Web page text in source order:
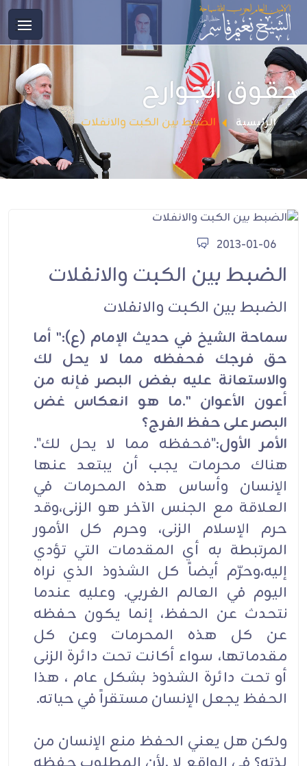
حقوق الجوارح
الرئيسية الضبط بين الكبت والانفلات
2013-01-06
الضبط بين الكبت والانفلات
الضبط بين الكبت والانفلات
سماحة الشيخ في حديث الإمام (ع):" أما
حق فرجك فحفظه مما لا يحل لك
والاستعانة عليه بغض البصر فإنه من
أعون الأعوان ".ما هو انعكاس غض
البصر على حفظ الفرج؟
الأمر الأول:"فحفظه مما لا يحل لك".
هناك محرمات يجب أن يبتعد عنها
الإنسان وأساس هذه المحرمات في
العلاقة مع الجنس الآخر هو الزنى،وقد
حرم الإسلام الزنى، وحرم كل الأمور
المرتبطة به أي المقدمات التي تؤدي
إليه،وحرّم أيضاً كل الشذوذ الذي نراه
اليوم في العالم الغربي. وعليه عندما
نتحدث عن الحفظ، إنما يكون حفظه
عن كل هذه المحرمات وعن كل
مقدماتها، سواء أكانت تحت دائرة الزنى
أو تحت دائرة الشذوذ بشكل عام ، هذا
الحفظ يجعل الإنسان مستقراً في حياته.
ولكن هل يعني الحفظ منع الإنسان من